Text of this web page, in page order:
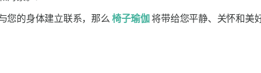
您的身体建立联系，那么椅子瑜伽将带给您平静、关怀和美